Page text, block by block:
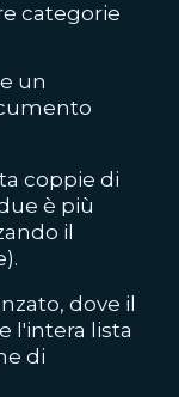
categorie
un
coppie di
è più
il
dove il
l'intera lista
di